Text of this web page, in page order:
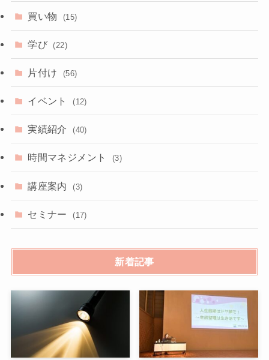
買い物 (15)
学び (22)
片付け (56)
イベント (12)
実績紹介 (40)
時間マネジメント (3)
講座案内 (3)
セミナー (17)
新着記事